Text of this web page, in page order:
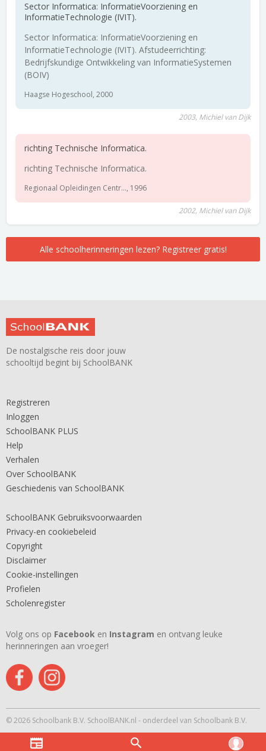
Sector Informatica: InformatieVoorziening en
InformatieTechnologie (IVIT).
Sector Informatica: InformatieVoorziening en
InformatieTechnologie (IVIT). Afstudeerrichting:
Bedrijfskundige Ontwikkeling van InformatieSystemen
(BOIV)
Haagse Hogeschool, 2000
2003, Michiel van Dijk
richting Technische Informatica.
richting Technische Informatica.
Regionaal Opleidingen Centr..., 1996
2002, Michiel van Dijk
Alle schoolherinneringen lezen? Registreer gratis!
De nostalgische reis door jouw
schooltijd begint bij SchoolBANK
Registreren
Inloggen
SchoolBANK PLUS
Help
Verhalen
Over SchoolBANK
Geschiedenis van SchoolBANK
SchoolBANK Gebruiksvoorwaarden
Privacy-en cookiebeleid
Copyright
Disclaimer
Cookie-instellingen
Profielen
Scholenregister
Volg ons op Facebook en Instagram en ontvang leuke
herinneringen aan vroeger!
© 2026 Schoolbank B.V. SchoolBANK.nl - onderdeel van Schoolbank B.V.